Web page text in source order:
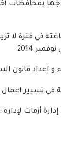
بمحافظات
2014
اعداد قانون
تسيير اعمال